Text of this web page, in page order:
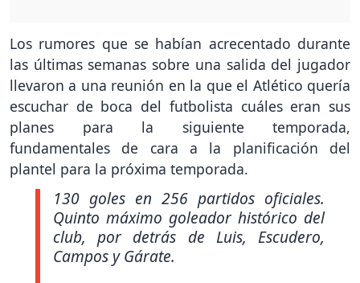
Los rumores que se habían acrecentado durante
las últimas semanas sobre una salida del jugador
llevaron a una reunión en la que el Atlético quería
escuchar de boca del futbolista cuáles eran sus
planes para la siguiente temporada,
fundamentales de cara a la planificación del
plantel para la próxima temporada.
130 goles en 256 partidos oficiales.
Quinto máximo goleador histórico del
club, por detrás de Luis, Escudero,
Campos y Gárate.